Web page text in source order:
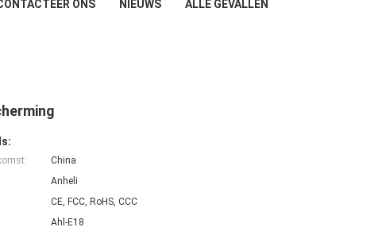
ONS NIEUWS ALLE GEVALLEN
China
Anheli
CE, FCC, RoHS, CCC
Ahl-E18